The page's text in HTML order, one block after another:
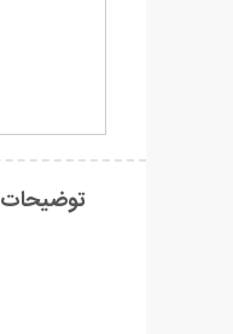
توضیحات